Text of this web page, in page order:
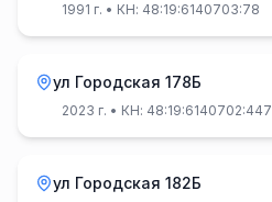
1991 г. • КН: 48:19:6140703:78
ул Городская 178Б
2023 г. • КН: 48:19:6140702:447
ул Городская 182Б